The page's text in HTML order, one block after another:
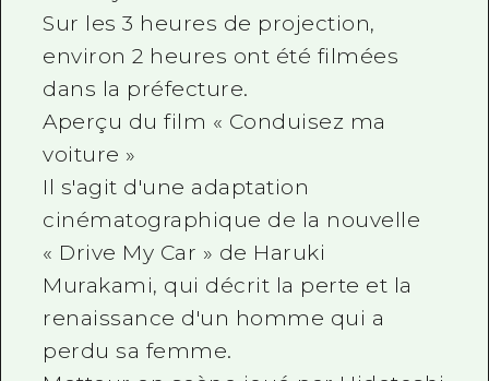
Sur les 3 heures de projection,
environ 2 heures ont été filmées
dans la préfecture.
Aperçu du film « Conduisez ma
voiture »
Il s'agit d'une adaptation
cinématographique de la nouvelle
« Drive My Car » de Haruki
Murakami, qui décrit la perte et la
renaissance d'un homme qui a
perdu sa femme.